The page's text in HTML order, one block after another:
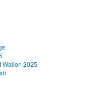
Wallon 2025